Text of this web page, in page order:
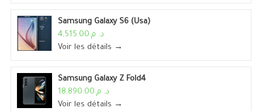
Samsung Galaxy S6 (Usa)
د. م.4,515.00
Voir les détails →
Samsung Galaxy Z Fold4
د. م.18,890.00
Voir les détails →